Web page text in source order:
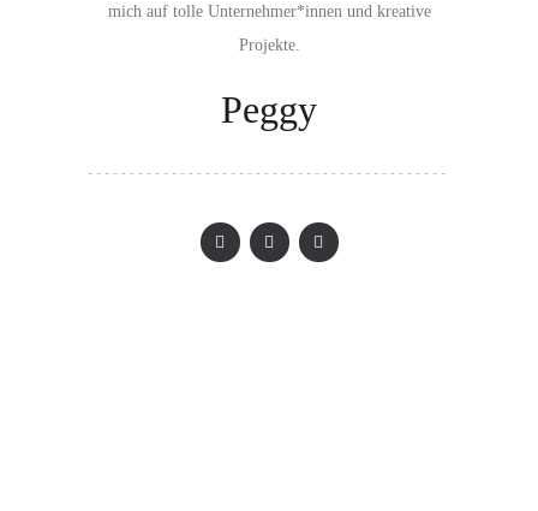
mich auf tolle Unternehmer*innen und kreative
Projekte.
Peggy